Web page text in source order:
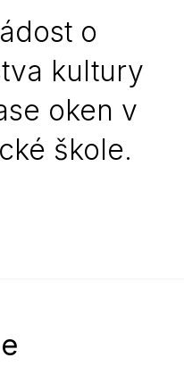
o
kultury
oken v
škole.